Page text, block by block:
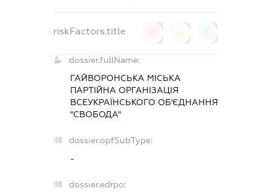
riskFactors.title
dossier.fullName:
ГАЙВОРОНСЬКА МІСЬКА
ПАРТІЙНА ОРГАНІЗАЦІЯ
ВСЕУКРАЇНСЬКОГО ОБ'ЄДНАННЯ
"СВОБОДА"
dossier.opfSubType:
-
dossier.edrpo: